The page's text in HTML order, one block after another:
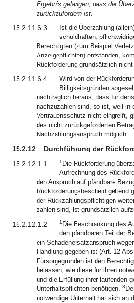
Ergebnis gelangen, dass die
zurückzufordern ist.
15.2.11.6.3
Ist die Überzahlung
schuldhaften,
Berechtigten (zum Beispiel
Anzeigepflichten) entstanden,
Rückforderung grundsätzlich
15.2.11.6.4
Wird von der
Billigkeitsgründen
nachträglich heraus, dass für
nachzuzahlen sind, so ist, weil in
Vertrauensschutz nicht eingreift,
des nicht zurückgeforderten
Nachzahlungsanspruch möglich.
15.2.12
Durchführung der
15.2.12.1.1
1 Die Rückforderung
Aufrechnung des
den Anspruch auf pfändbare
Rückforderungsbescheid geltend
der Rückzahlungspflichtigen
zahlen sind, ist grundsätzlich
15.2.12.1.2 1 Die Beschränkung des
den pfändbaren Teil der
ein Schadenersatzanspruch
Handlung gegeben ist (Art. 12
Fürsorgegründen ist den
belassen, wie diese für ihren
und die Erfüllung ihrer laufenden
Unterhaltspflichten benötigen. 3
notwendige Unterhalt hat sich an